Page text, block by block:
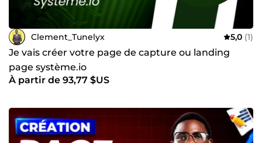
Clement_Tunelyx 5,0 (1)
Je vais créer votre page de capture ou landing
page système.io
À partir de 93,77 $US